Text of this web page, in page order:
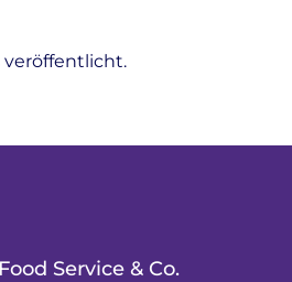
Service & Co.